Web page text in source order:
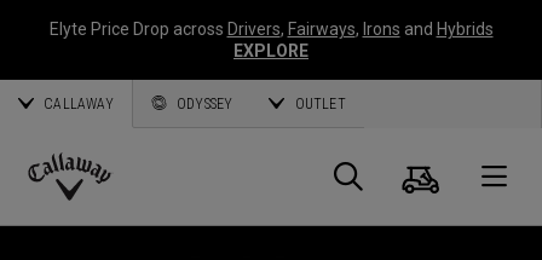
Elyte Price Drop across Drivers, Fairways, Irons and Hybrids
EXPLORE
CALLAWAY ODYSSEY OUTLET
Callaway
Suche